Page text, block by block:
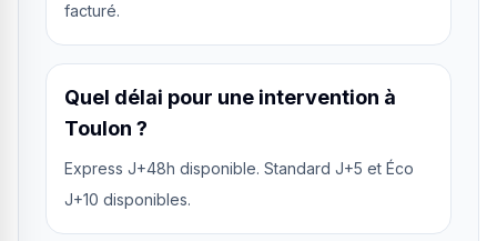
facturé.
Quel délai pour une intervention à
Toulon ?
Express J+48h disponible. Standard J+5 et Éco
J+10 disponibles.